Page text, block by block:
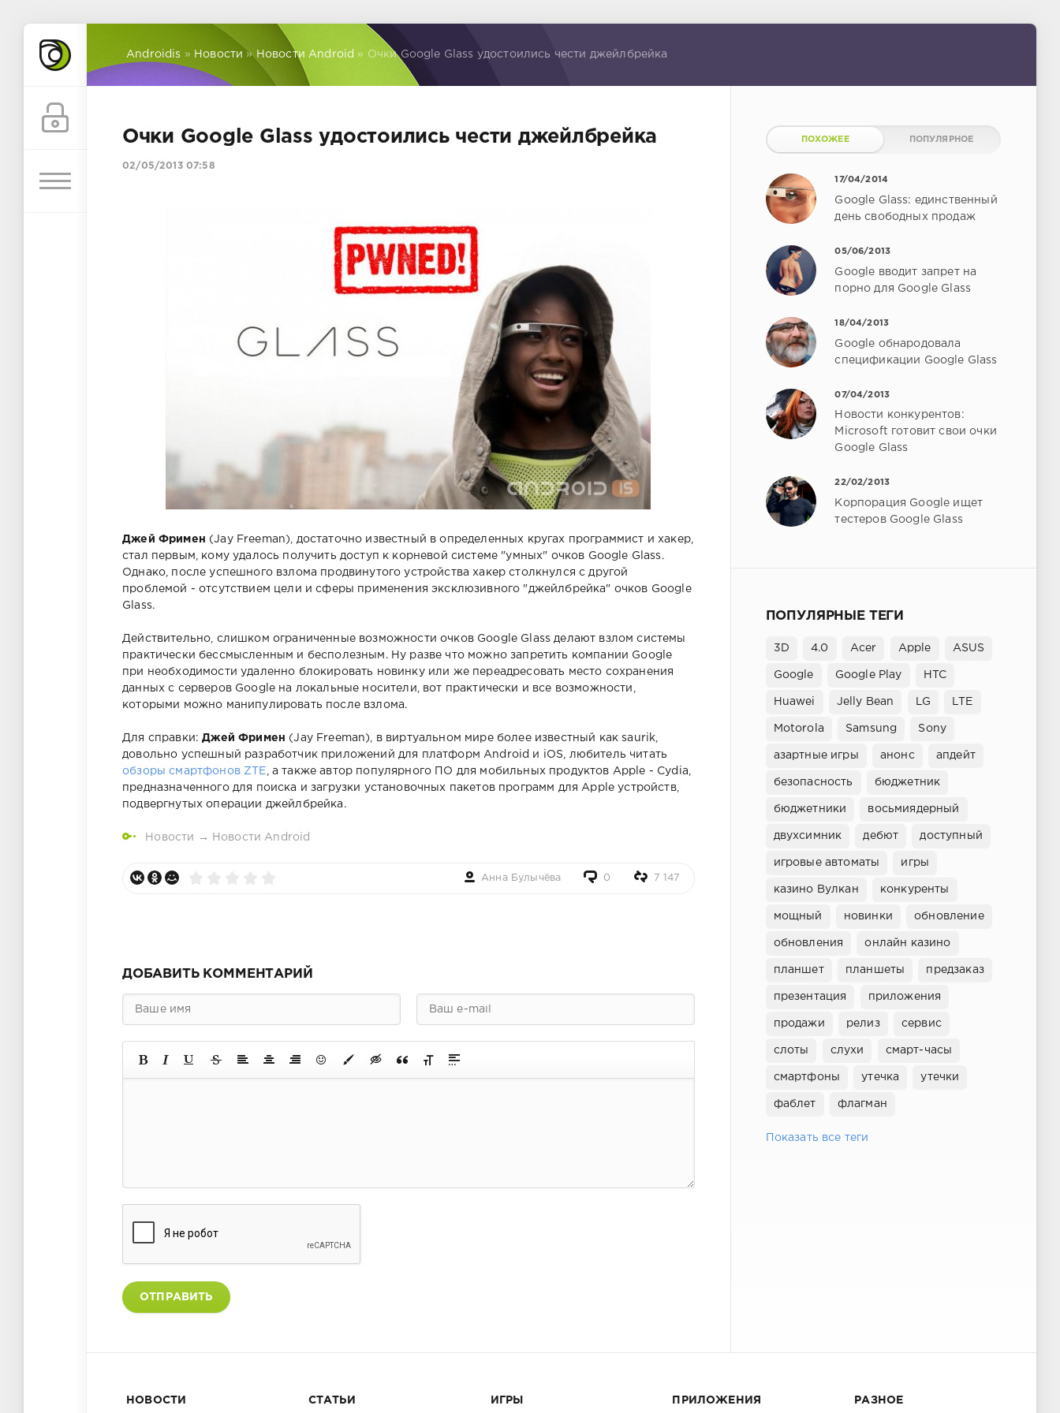
Androidis » Новости » Новости Android » Очки Google Glass удостоились чести джейлбрейка
Очки Google Glass удостоились чести джейлбрейка
02/05/2013 07:58
Джей Фримен (Jay Freeman), достаточно известный в определенных кругах программист и хакер,
стал первым, кому удалось получить доступ к корневой системе "умных" очков Google Glass.
Однако, после успешного взлома продвинутого устройства хакер столкнулся с другой
проблемой - отсутствием цели и сферы применения эксклюзивного "джейлбрейка" очков Google
Glass.
Действительно, слишком ограниченные возможности очков Google Glass делают взлом системы
практически бессмысленным и бесполезным. Ну разве что можно запретить компании Google
при необходимости удаленно блокировать новинку или же переадресовать место сохранения
данных с серверов Google на локальные носители, вот практически и все возможности,
которыми можно манипулировать после взлома.
Для справки:Джей Фримен (Jay Freeman), в виртуальном мире более известный как saurik,
довольно успешный разработчик приложений для платформ Android и iOS, любитель читать
обзоры смартфонов ZTE
, а также автор популярного ПО для мобильных продуктов Apple - Cydia,
предназначенного для поиска и загрузки установочных пакетов программ для Apple устройств,
подвергнутых операции джейлбрейка.
Новости → Новости Android
Анна Булычёва 0 7 147
ДОБАВИТЬ КОММЕНТАРИЙ
ОТПРАВИТЬ
ПОХОЖЕЕ ПОПУЛЯРНОЕ
17/04/2014
Google Glass: единственный
день свободных продаж
05/06/2013
Google вводит запрет на
порно для Google Glass
18/04/2013
Google обнародовала
спецификации Google Glass
07/04/2013
Новости конкурентов:
Microsoft готовит свои очки
Google Glass
22/02/2013
Корпорация Google ищет
тестеров Google Glass
ПОПУЛЯРНЫЕ ТЕГИ
3D 4.0 Acer Apple ASUS
Google Google Play HTC
Huawei Jelly Bean LG LTE
Motorola Samsung Sony
азартные игры анонс апдейт
безопасность бюджетник
бюджетники восьмиядерный
двухсимник дебют доступный
игровые автоматы игры
казино Вулкан конкуренты
мощный новинки обновление
обновления онлайн казино
планшет планшеты предзаказ
презентация приложения
продажи релиз сервис
слоты слухи смарт-часы
смартфоны утечка утечки
фаблет флагман
Показать все теги
НОВОСТИ СТАТЬИ ИГРЫ ПРИЛОЖЕНИЯ РАЗНОЕ